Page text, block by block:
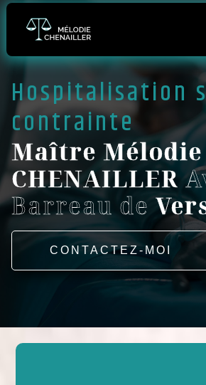
Hospitalisation
contrainte
Maître Mélodie
CHENAILLER
Barreau de
CONTACTEZ-MOI
Panneau de gestion des cookies